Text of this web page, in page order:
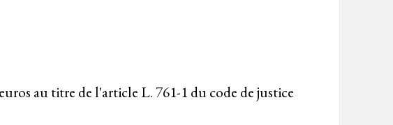
au titre de l'article L. 761-1 du code de justice